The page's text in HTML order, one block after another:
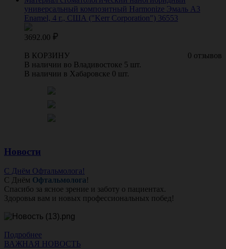
универсальный композитный Harmonize Эмаль А3
Enamel, 4 г., США ("Kerr Corporation") 36553
3692.00
0 отзывов
В КОРЗИНУ
В наличии во Владивостоке 5 шт.
В наличии в Хабаровске 0 шт.
Новости
С Днём Офтальмолога!
С Днём Офтальмолога!
Спасибо за ясное зрение и заботу о пациентах.
Здоровья вам и новых профессиональных побед!
Подробнее
ВАЖНАЯ НОВОСТЬ